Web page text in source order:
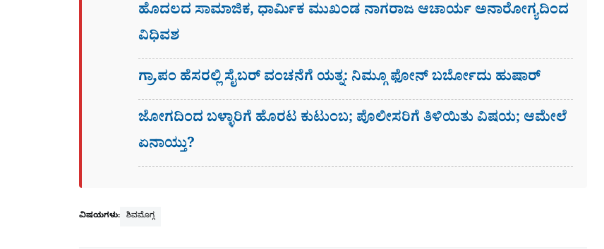
ಹೊದಲದ ಸಾಮಾಜಿಕ, ಧಾರ್ಮಿಕ ಮುಖಂಡ ನಾಗರಾಜ ಆಚಾರ್ಯ ಅನಾರೋಗ್ಯದಿಂದ
ವಿಧಿವಶ
ಗ್ರಾ,ಪಂ ಹೆಸರಲ್ಲಿ ಸೈಬ‌ರ್ ವಂಚನೆಗೆ ಯತ್ನ: ನಿಮ್ಗೂ ಫೋನ್​ ಬರ್ಬೋದು ಹುಷಾರ್​​
ಜೋಗದಿಂದ ಬಳ್ಳಾರಿಗೆ ಹೊರಟ ಕುಟುಂಬ; ಪೊಲೀಸರಿಗೆ ತಿಳಿಯಿತು ವಿಷಯ; ಆಮೇಲೆ
ಏನಾಯ್ತು?
ವಿಷಯಗಳು: ಶಿವಮೊಗ್ಗ